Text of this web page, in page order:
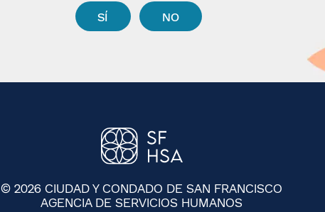
SÍ​​ NO​​
© 2026 CIUDAD Y CONDADO DE SAN FRANCISCO
AGENCIA DE SERVICIOS HUMANOS